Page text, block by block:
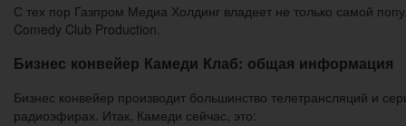
С тех пор Газпром Медиа Холдинг владеет не только самой
Comedy Club Production.
Бизнес конвейер Камеди Клаб: общая информация
Бизнес конвейер производит большинство телетрансляций и
радиоэфирах. Итак, Камеди сейчас, это: